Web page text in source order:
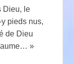
Dieu, le
pieds nus,
de Dieu
»